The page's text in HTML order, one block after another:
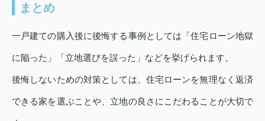
まとめ
一戸建ての購入後に後悔する事例としては「住宅ローン地獄
に陥った」「立地選びを誤った」などを挙げられます。
後悔しないための対策としては、住宅ローンを無理なく返済
できる家を選ぶことや、立地の良さにこだわることが大切で